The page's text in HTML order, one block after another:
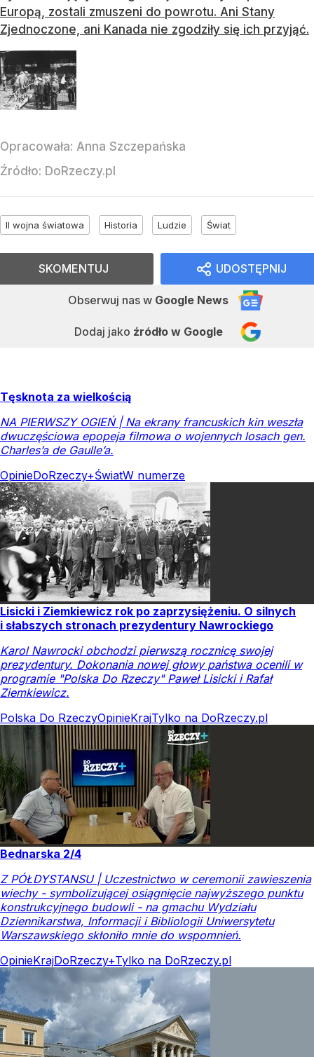
Europą, zostali zmuszeni do powrotu. Ani Stany
Zjednoczone, ani Kanada nie zgodziły się ich przyjąć.
Opracowała: Anna Szczepańska
Źródło: DoRzeczy.pl
II wojna światowa Historia Ludzie Świat
UDOSTĘPNIJ
Obserwuj nas w Google News
Dodaj jako źródło w Google
SKOMENTUJ
Tęsknota za wielkością
NA PIERWSZY OGIEŃ | Na ekrany francuskich kin weszła
dwuczęściowa epopeja filmowa o wojennych losach gen.
Charles’a de Gaulle’a.
OpinieDoRzeczy+ŚwiatW numerze
Lisicki i Ziemkiewicz rok po zaprzysiężeniu. O silnych
i słabszych stronach prezydentury Nawrockiego
Karol Nawrocki obchodzi pierwszą rocznicę swojej
prezydentury. Dokonania nowej głowy państwa ocenili w
programie "Polska Do Rzeczy" Paweł Lisicki i Rafał
Ziemkiewicz.
Polska Do RzeczyOpinieKrajTylko na DoRzeczy.pl
Bednarska 2/4
Z PÓŁDYSTANSU | Uczestnictwo w ceremonii zawieszenia
wiechy - symbolizującej osiągnięcie najwyższego punktu
konstrukcyjnego budowli - na gmachu Wydziału
Dziennikarstwa, Informacji i Bibliologii Uniwersytetu
Warszawskiego skłoniło mnie do wspomnień.
OpinieKrajDoRzeczy+Tylko na DoRzeczy.pl